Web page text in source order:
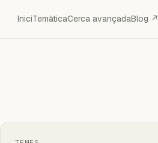
IniciTemàticaCerca avançadaBlog ↗